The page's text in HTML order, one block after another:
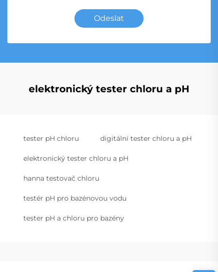
Odeslat
elektronický tester chloru a pH
tester pH chloru digitální tester chloru a pH
elektronický tester chloru a pH
hanna testovač chloru
testér pH pro bazénovou vodu
tester pH a chloru pro bazény